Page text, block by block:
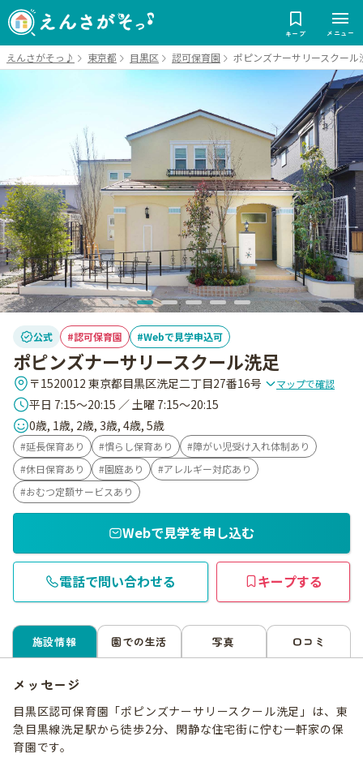
キープ メニュー
えんさがそっ♪ 東京都 目黒区 認可保育園 ポピンズナーサリースクール
公式 認可保育園 Webで見学申込可
ポピンズナーサリースクール洗足
〒1520012 東京都目黒区洗足二丁目27番16号 マップで確認
平日 7:15～20:15 ／ 土曜 7:15～20:15
0歳, 1歳, 2歳, 3歳, 4歳, 5歳
延長保育あり 慣らし保育あり
障がい児受け入れ体制あり
休日保育あり
園庭あり
アレルギー対応あり
おむつ定額サービスあり
Webで見学を申し込む
電話で問い合わせる キープする
施設情報 園での生活 写真 口コミ
メッセージ
目黒区認可保育園「ポピンズナーサリースクール洗足」は、東
急目黒線洗足駅から徒歩2分、閑静な住宅街に佇む一軒家の保
育園です。